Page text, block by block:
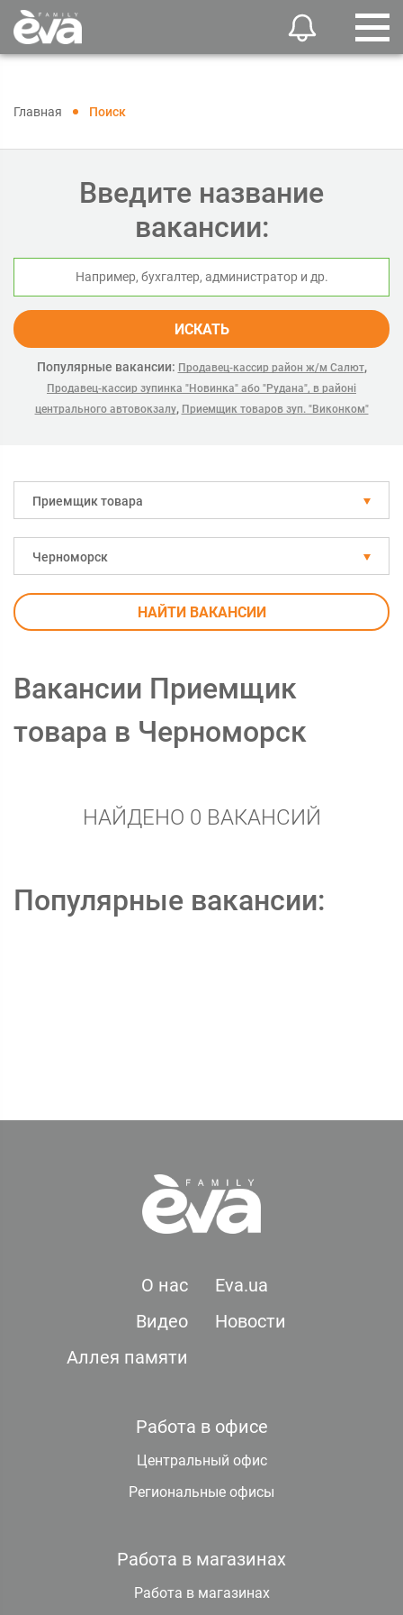
Главная Поиск
Введите название
вакансии:
ИСКАТЬ
Популярные вакансии: Продавец-кассир район ж/м Салют,
Продавец-кассир зупинка "Новинка" або "Рудана", в районі
центрального автовокзалу, Приемщик товаров зуп. "Виконком"
Приемщик товара
Черноморск
НАЙТИ ВАКАНСИИ
Вакансии Приемщик
товара в Черноморск
НАЙДЕНО 0 ВАКАНСИЙ
Популярные вакансии:
О нас
Eva.ua
Видео
Новости
Аллея памяти
Работа в офисе
Центральный офис
Региональные офисы
Работа в магазинах
Работа в магазинах